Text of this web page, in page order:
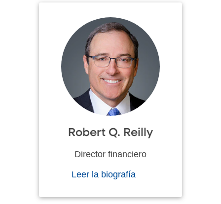
Robert Q. Reilly
Director financiero
Leer la biografía